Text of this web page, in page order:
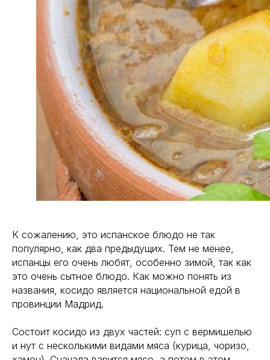
К сожалению, это испанское блюдо не так
популярно, как два предыдущих. Тем не менее,
испанцы его очень любят, особенно зимой, так как
это очень сытное блюдо. Как можно понять из
названия, косидо является национальной едой в
провинции Мадрид.
Состоит косидо из двух частей: суп с вермишелью
и нут с несколькими видами мяса (курица, чоризо,